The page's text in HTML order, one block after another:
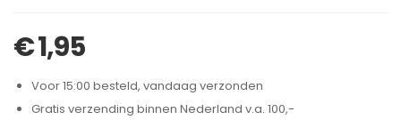
€1,95
Voor 15:00 besteld, vandaag verzonden
Gratis verzending binnen Nederland v.a. 100,-